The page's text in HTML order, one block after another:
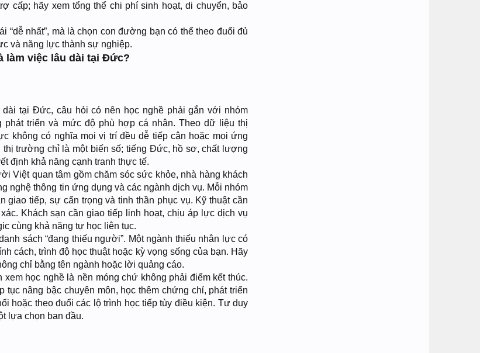
cấp; hãy xem tổng thể chi phí sinh hoạt, di chuyển, bảo
“dễ nhất”, mà là chọn con đường bạn có thể theo đuổi đủ
và năng lực thành sự nghiệp.​
làm việc lâu dài tại Đức?
tại Đức, câu hỏi có nên học nghề phải gắn với nhóm
phát triển và mức độ phù hợp cá nhân. Theo dữ liệu thị
không có nghĩa mọi vị trí đều dễ tiếp cận hoặc mọi ứng
trường chỉ là một biến số; tiếng Đức, hồ sơ, chất lượng
định khả năng cạnh tranh thực tế.
Việt quan tâm gồm chăm sóc sức khỏe, nhà hàng khách
nghệ thông tin ứng dụng và các ngành dịch vụ. Mỗi nhóm
giao tiếp, sự cẩn trọng và tinh thần phục vụ. Kỹ thuật cần
Khách sạn cần giao tiếp linh hoạt, chịu áp lực dịch vụ
cùng khả năng tự học liên tục.
sách “đang thiếu người”. Một ngành thiếu nhân lực có
cách, trình độ học thuật hoặc kỳ vọng sống của bạn. Hãy
chỉ bằng tên ngành hoặc lời quảng cáo.
học nghề là nền móng chứ không phải điểm kết thúc.
tục nâng bậc chuyên môn, học thêm chứng chỉ, phát triển
hoặc theo đuổi các lộ trình học tiếp tùy điều kiện. Tư duy
lựa chọn ban đầu.